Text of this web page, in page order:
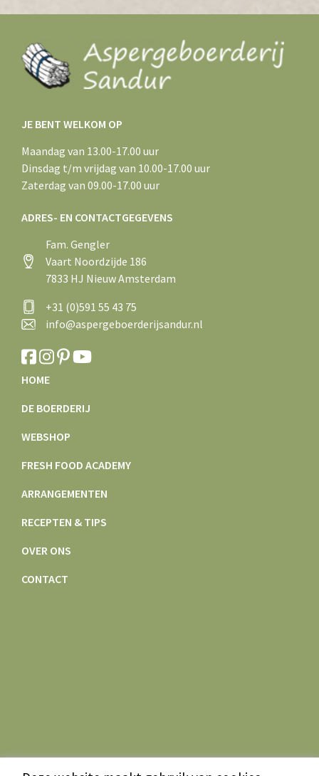
JE BENT WELKOM OP
Maandag van 13.00-17.00 uur
Dinsdag t/m vrijdag van 10.00-17.00 uur
Zaterdag van 09.00-17.00 uur
ADRES- EN CONTACTGEGEVENS
Fam. Gengler
Vaart Noordzijde 186
7833 HJ Nieuw Amsterdam
+31 (0)591 55 43 75
info@aspergeboerderijsandur.nl
HOME
DE BOERDERIJ
WEBSHOP
FRESH FOOD ACADEMY
ARRANGEMENTEN
RECEPTEN & TIPS
OVER ONS
CONTACT